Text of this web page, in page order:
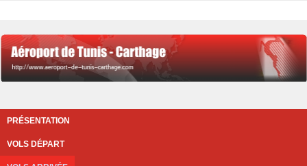
PRÉSENTATION
VOLS DÉPART